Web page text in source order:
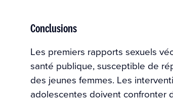
Conclusions
Les premiers rapports sexuels
santé publique, susceptible de
des jeunes femmes. Les
adolescentes doivent confronter